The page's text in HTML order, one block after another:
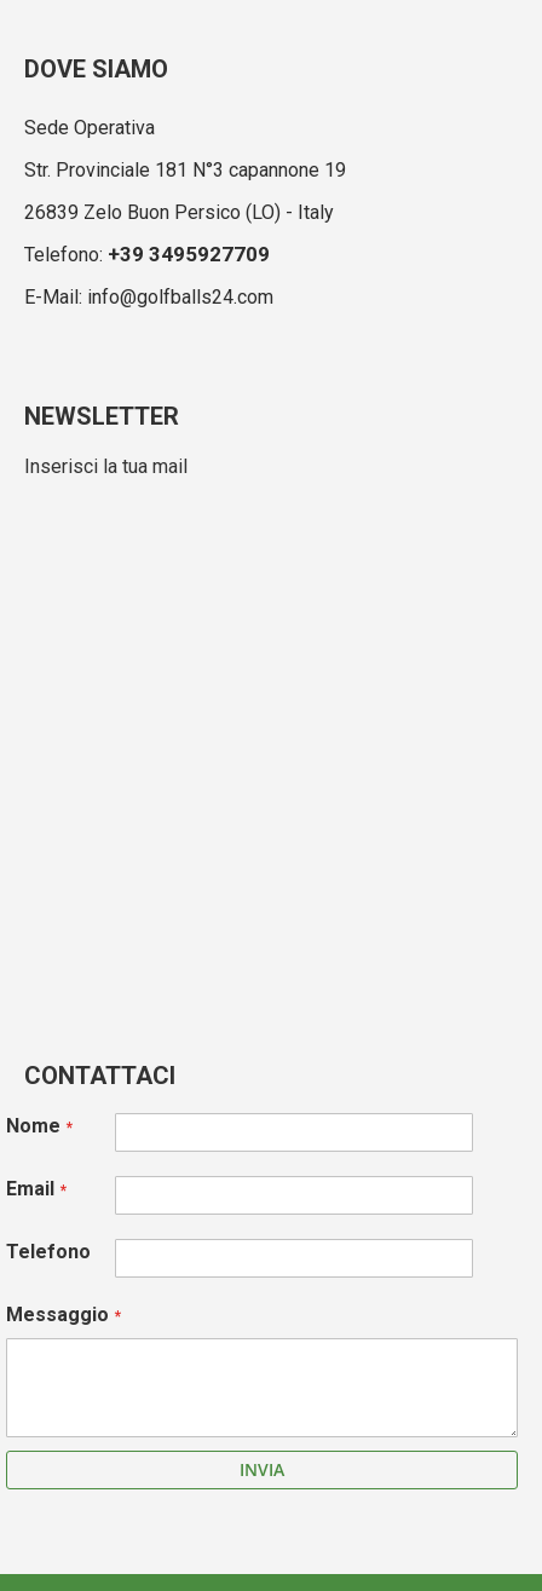
DOVE SIAMO
Sede Operativa
Str. Provinciale 181 N°3 capannone 19
26839 Zelo Buon Persico (LO) - Italy
Telefono: +39 3495927709
E-Mail: info@golfballs24.com
NEWSLETTER
Inserisci la tua mail
CONTATTACI
Nome
Email
Telefono
Messaggio
INVIA